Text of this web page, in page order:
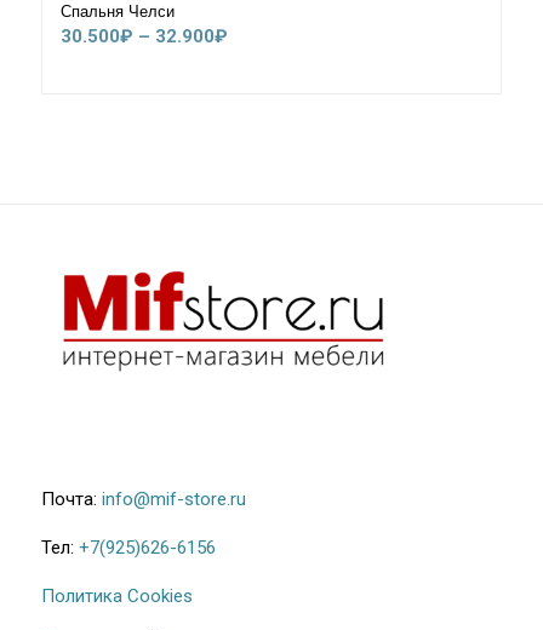
Спальня Челси
30.500₽ – 32.900₽Диапазон
Почта: info@mif-store.ru
Тел: +7(925)626-6156
Политика Cookies